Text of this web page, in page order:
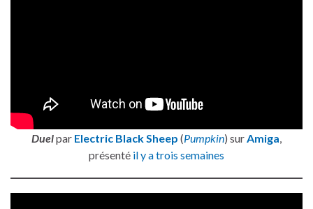
Duelpar Electric Black Sheep (Pumpkin) sur Amiga
présenté il y a trois semaines